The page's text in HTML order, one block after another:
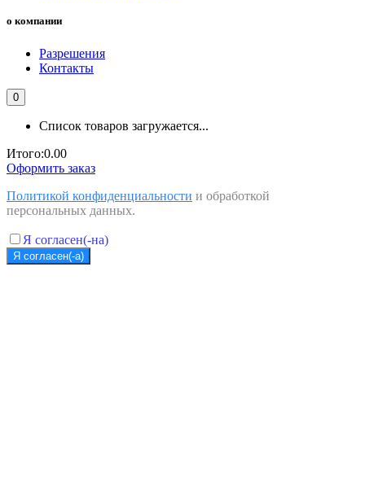
о компании
Разрешения
Контакты
0
Список товаров загружается...
Итого:0.00
Оформить заказ
Политикой конфиденциальности и обработкой
персональных данных.
Я согласен(-на)
Я согласен(-а)